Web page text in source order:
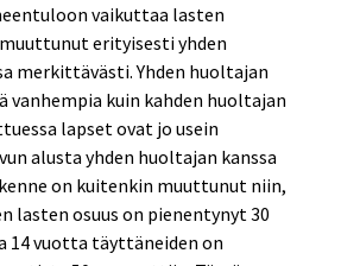
vaikuttaa lasten
erityisesti yhden
merkittävästi. Yhden huoltajan
vanhempia kuin kahden huoltajan
lapset ovat jo usein
alusta yhden huoltajan kanssa
on kuitenkin muuttunut niin,
lasten osuus on pienentynyt 30
14 vuotta täyttäneiden on